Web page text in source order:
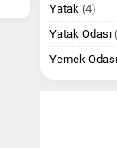
Yatak (4)
Yatak Odası
Yemek Odası